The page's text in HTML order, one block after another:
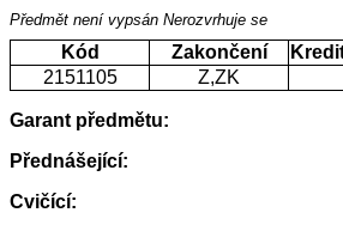
Předmět není vypsán Nerozvrhuje se
Kód Zakončení
2151105
Z,ZK
Garant předmětu:
Přednášející:
Cvičící: